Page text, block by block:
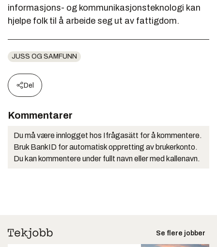
informasjons- og kommunikasjonsteknologi kan
hjelpe folk til å arbeide seg ut av fattigdom.
JUSS OG SAMFUNN
Del
Kommentarer
Du må være innlogget hos Ifrågasätt for å kommentere.
Bruk BankID for automatisk oppretting av brukerkonto.
Du kan kommentere under fullt navn eller med kallenavn.
Se flere jobber